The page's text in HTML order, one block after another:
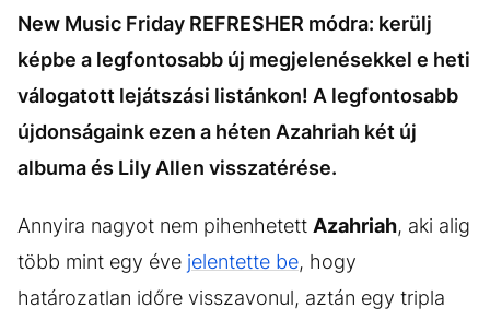
New Music Friday REFRESHER módra: kerülj
képbe a legfontosabb új megjelenésekkel e heti
válogatott lejátszási listánkon! A legfontosabb
újdonságaink ezen a héten Azahriah két új
albuma és Lily Allen visszatérése.
Annyira nagyot nem pihenhetett Azahriah, aki alig
több mint egy éve jelentette be, hogy
határozatlan időre visszavonul, aztán egy tripla